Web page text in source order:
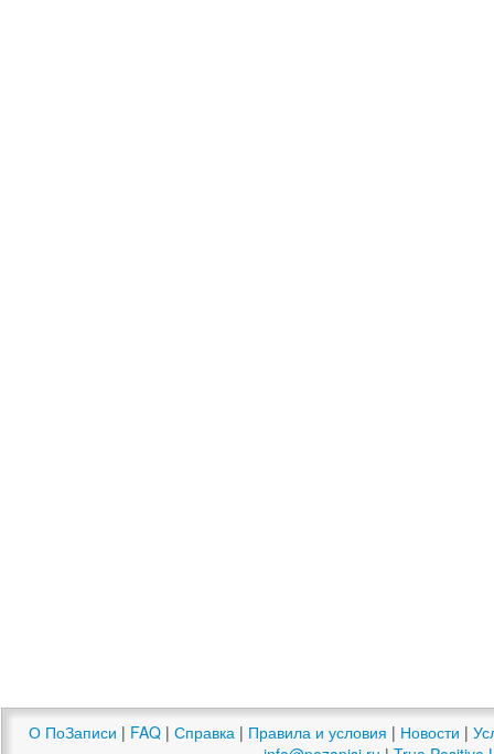
О ПоЗаписи | FAQ | Справка | Правила и условия | Новости |